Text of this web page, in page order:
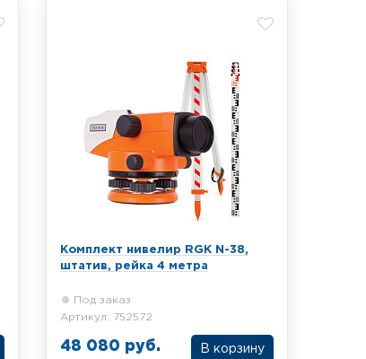
Комплект нивелир RGK N-38,
штатив, рейка 4 метра
Под заказ
Артикул: 752572
48 080 руб. В корзину